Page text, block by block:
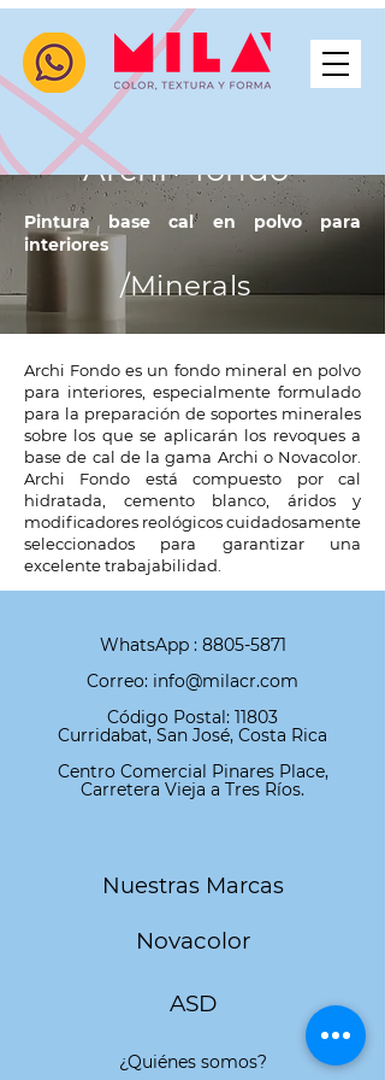
Archi+ fondo
Pintura base cal en polvo para
interiores
/Minerals
Archi Fondo es un fondo mineral en polvo
para interiores, especialmente formulado
para la preparación de soportes minerales
sobre los que se aplicarán los revoques a
base de cal de la gama Archi o Novacolor.
Archi Fondo está compuesto por cal
hidratada, cemento blanco, áridos y
modificadores reológicos cuidadosamente
seleccionados para garantizar una
excelente trabajabilidad.
WhatsApp : 8805-5871
Correo: info@milacr.com
Código Postal: 11803
Curridabat, San José, Costa Rica
Centro Comercial Pinares Place,
Carretera Vieja a Tres Ríos.
Nuestras Marcas
Novacolor
ASD
¿Quiénes somos?